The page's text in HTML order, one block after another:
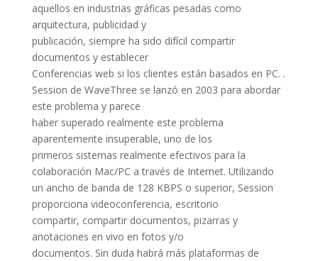
aquellos en industrias gráficas pesadas como
arquitectura, publicidad y
publicación, siempre ha sido difícil compartir
documentos y establecer
Conferencias web si los clientes están basados ​​en PC. .
Session de WaveThree se lanzó en 2003 para abordar
este problema y parece
haber superado realmente este problema
aparentemente insuperable, uno de los
primeros sistemas realmente efectivos para la
colaboración Mac/PC a través de Internet. Utilizando
un ancho de banda de 128 KBPS o superior, Session
proporciona videoconferencia, escritorio
compartir, compartir documentos, pizarras y
anotaciones en vivo en fotos y/o
documentos. Sin duda habrá más plataformas de